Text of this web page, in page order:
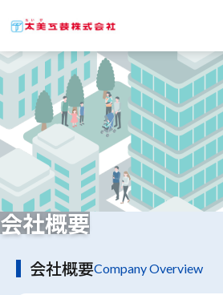
会社概要
会社概要Company Overview